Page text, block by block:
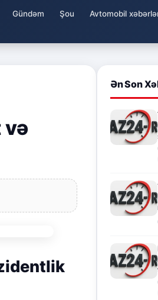
Gündəm Şou Avtomobil
və
Ən Son